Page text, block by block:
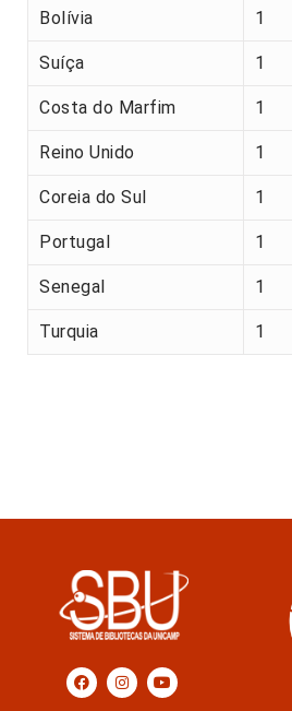
Bolívia 1
Suíça 1
Costa do Marfim 1
Reino Unido 1
Coreia do Sul 1
Portugal 1
Senegal 1
Turquia 1